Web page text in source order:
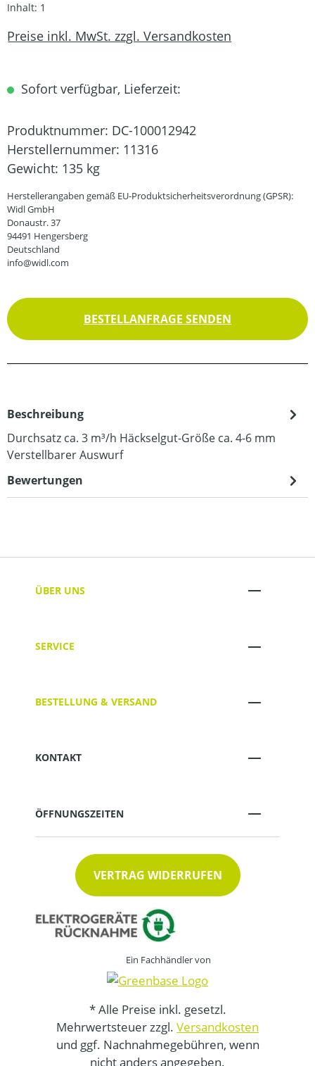
Inhalt: 1
Preise inkl. MwSt. zzgl. Versandkosten
Sofort verfügbar, Lieferzeit:
Produktnummer: DC-100012942
Herstellernummer: 11316
Gewicht: 135 kg
Herstellerangaben gemäß EU-Produktsicherheitsverordnung (GPSR):
Widl GmbH
Donaustr. 37
94491 Hengersberg
Deutschland
info@widl.com
BESTELLANFRAGE SENDEN
Beschreibung
Durchsatz ca. 3 m³/h Häckselgut-Größe ca. 4-6 mm
Verstellbarer Auswurf
Bewertungen
ÜBER UNS
SERVICE
BESTELLUNG & VERSAND
KONTAKT
ÖFFNUNGSZEITEN
VERTRAG WIDERRUFEN
Ein Fachhändler von
* Alle Preise inkl. gesetzl.
Mehrwertsteuer zzgl. Versandkosten
und ggf. Nachnahmegebühren, wenn
nicht anders angegeben.